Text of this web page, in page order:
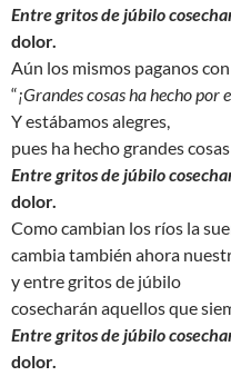
Entre gritos de júbilo
dolor.
Aún los mismos paganos
“¡Grandes cosas ha hecho por
Y estábamos alegres,
pues ha hecho grandes
Entre gritos de júbilo
dolor.
Como cambian los ríos la
cambia también ahora
y entre gritos de júbilo
cosecharán aquellos que
Entre gritos de júbilo
dolor.